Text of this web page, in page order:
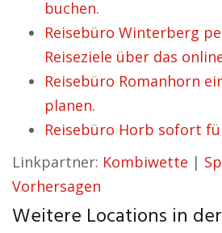
buchen.
Reisebüro Winterberg
Reiseziele über das
Reisebüro Romanhorn
planen.
Reisebüro Horb sofort
Linkpartner: Kombiwette |
Vorhersagen
Weitere Locations in